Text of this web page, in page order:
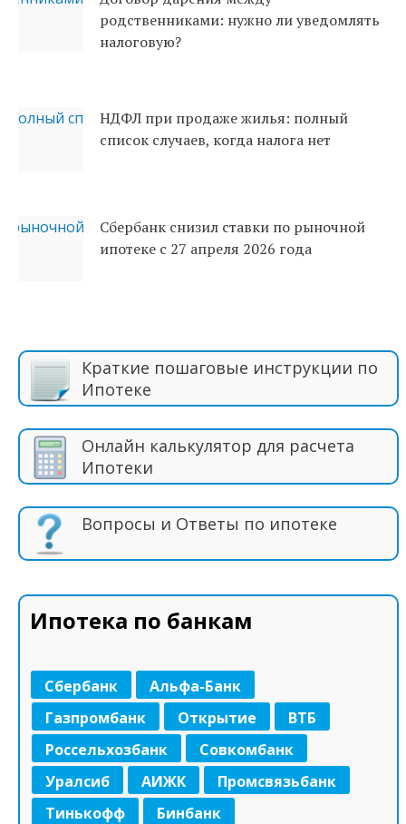
родственниками: нужно ли уведомлять
налоговую?
НДФЛ при продаже жилья: полный
список случаев, когда налога нет
Сбербанк снизил ставки по рыночной
ипотеке с 27 апреля 2026 года
Краткие пошаговые инструкции по
Ипотеке
Онлайн калькулятор для расчета
Ипотеки
Вопросы и Ответы по ипотеке
Ипотека по банкам
Сбербанк
Альфа-Банк
Газпромбанк
Открытие
ВТБ
Россельхозбанк
Совкомбанк
Уралсиб
АИЖК
Промсвязьбанк
Тинькофф
Бинбанк